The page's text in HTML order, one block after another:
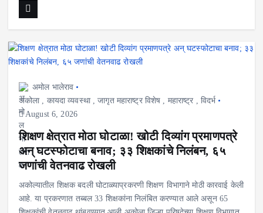
अमोल भालेराव
अकोला, कायदा व्यवस्था,जागृत महाराष्ट्र विशेष महाराष्ट्र
विदर्भ
August 6, 2026
शिक्षण क्षेत्रात मोठा घोटाळा! खोटी दिव्यांग प्रमाणपत्रे
अन् घटस्फोटाचा बनाव; ३३ शिक्षकांचे निलंबन, ६५
जणांची वेतनवाढ रोखली
अकोल्यातील शिक्षक बदली घोटाळ्याप्रकरणी शिक्षण विभागाने मोठी कारवाई केली
आहे. या प्रकरणात तब्बल 33 शिक्षकांना निलंबित करण्यात आले असून 65